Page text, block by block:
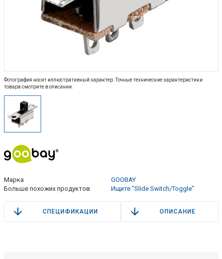
Фотография носит иллюстративный характер. Точные технические характеристики
товара смотрите в описании.
Марка
GOOBAY
Больше похожих продуктов
Ищите "Slide Switch/Toggle"
СПЕЦИФИКАЦИИ ОПИСАНИЕ